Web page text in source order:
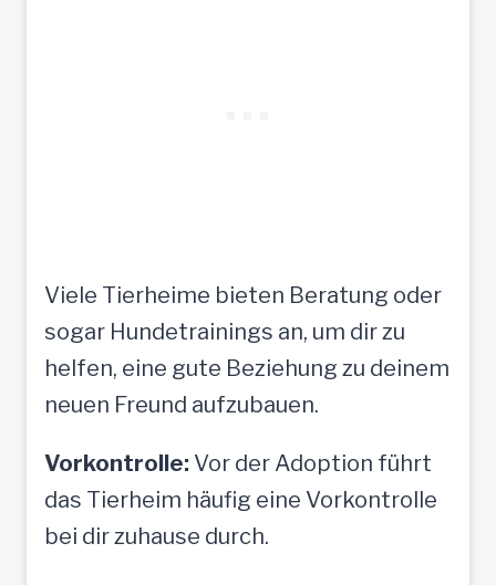
Viele Tierheime bieten Beratung oder
sogar Hundetrainings an, um dir zu
helfen, eine gute Beziehung zu deinem
neuen Freund aufzubauen.
Vorkontrolle: Vor der Adoption führt
das Tierheim häufig eine Vorkontrolle
bei dir zuhause durch.